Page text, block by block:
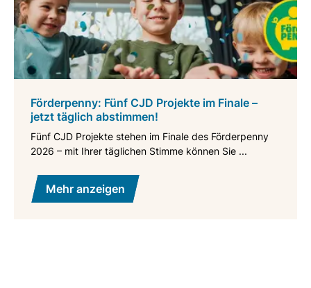
Förderpenny: Fünf CJD Projekte im Finale –
jetzt täglich abstimmen!
Fünf CJD Projekte stehen im Finale des Förderpenny
2026 – mit Ihrer täglichen Stimme können Sie ...
Mehr anzeigen